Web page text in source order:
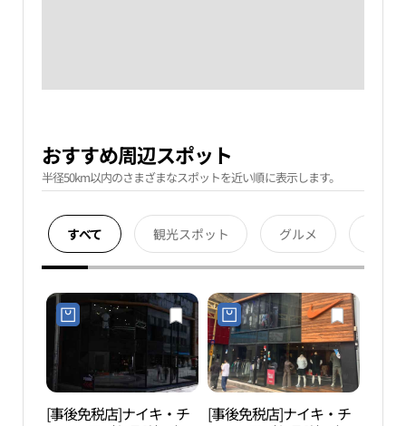
おすすめ周辺スポット
半径50km以内のさまざまなスポットを近い順に表示します。
すべて 観光スポット グルメ
[事後免税店]ナイキ・チ
[事後免税店]ナイキ・チ